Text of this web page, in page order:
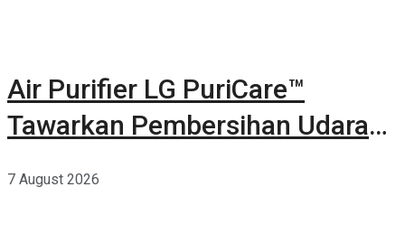
Air Purifier LG PuriCare™
Tawarkan Pembersihan Udara
7 August 2026